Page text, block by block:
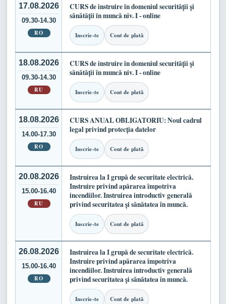
17.08.2026
09.30-14.30
RO
CURS de instruire în domeniul securității și
sănătății în muncă niv. I - online
Inscrie-te Cont de plată
18.08.2026
09.30-14.30
RU
CURS de instruire în domeniul securității și
sănătății în muncă niv. I - online
Inscrie-te Cont de plată
18.08.2026
14.00-17.30
RO
CURS ANUAL OBLIGATORIU: Noul cadrul
legal privind protecția datelor
Inscrie-te Cont de plată
20.08.2026
15.00-16.40
RU
Instruirea la I grupă de securitate electrică.
Instruire privind apărarea împotriva
incendiilor. Instruirea introductiv generală
privind securitatea și sănătatea în muncă.
Inscrie-te Cont de plată
26.08.2026
15.00-16.40
RO
Instruirea la I grupă de securitate electrică.
Instruire privind apărarea împotriva
incendiilor. Instruirea introductiv generală
privind securitatea și sănătatea în muncă.
Inscrie-te Cont de plată